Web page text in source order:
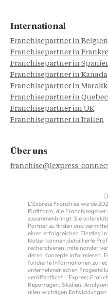
International
Franchisepartner in Belgien
Franchisepartner in
Franchisepartner in
Franchisepartner in Kanada
Franchisepartner in
Franchisepartner in Quebec
Franchisepartner im UK
Franchisepartner in Italien
Über uns
franchise@lexpress-
L’Express Franchise wurde
Plattform, die
zusammenbringt. Sie
Partner zu finden und
einen erfolgreichen Einstieg
Nutzer können detaillierte
recherchieren, miteinander
deren Konzepte informieren.
fundierte Informationen zu
unternehmerischen
veröffentlicht L’Express
Reportagen, Studien,
allen wichtigen